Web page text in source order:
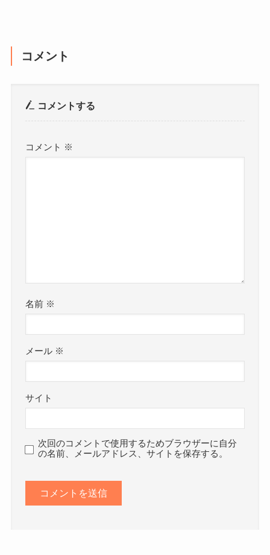
コメント
コメントする
コメント ※
名前 ※
メール ※
サイト
次回のコメントで使用するためブラウザーに自分
の名前、メールアドレス、サイトを保存する。